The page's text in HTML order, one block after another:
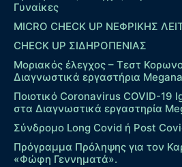
Γυναίκες
MICRO CHECK UP ΝΕΦΡΙΚΗΣ
CHECK UP ΣΙΔΗΡΟΠΕΝΙΑΣ
Μοριακός έλεγχος – Τεστ
Διαγνωστικά εργαστήρια
Ποιοτικό Coronavirus COVID-19
στα Διαγνωστικά εργαστηρία
Σύνδρομο Long Covid ή Post
Πρόγραμμα Πρόληψης για τον
«Φώφη Γεννηματά».